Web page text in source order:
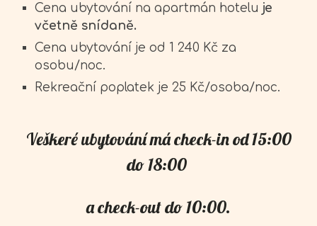
Cena ubytování na apartmán hotelu je
včetně snídaně.
Cena ubytování je od 1 240 Kč za
osobu/noc.
Rekreační poplatek je 25 Kč/osoba/noc.
Veškeré ubytování má check-in od 15:00
do 18:00
a check-out do 10:00.